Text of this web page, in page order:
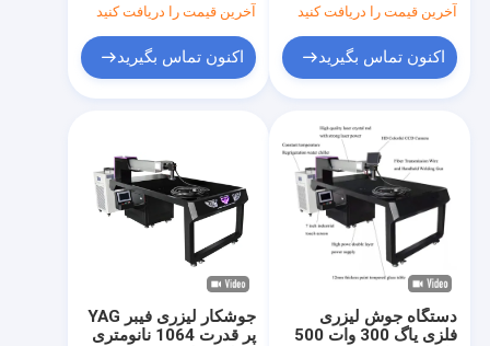
آخرین قیمت را دریافت کنید
اکنون تماس بگیرید
آخرین قیمت را دریافت کنید
اکنون تماس بگیرید
جوشکار لیزری فیبر YAG
پر قدرت 1064 نانومتری
دستگاه جوش لیزری
فلزی یاگ 300 وات 500